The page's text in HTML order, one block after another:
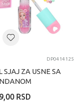
DP0414125
SJAJ ZA USNE SA
RSD